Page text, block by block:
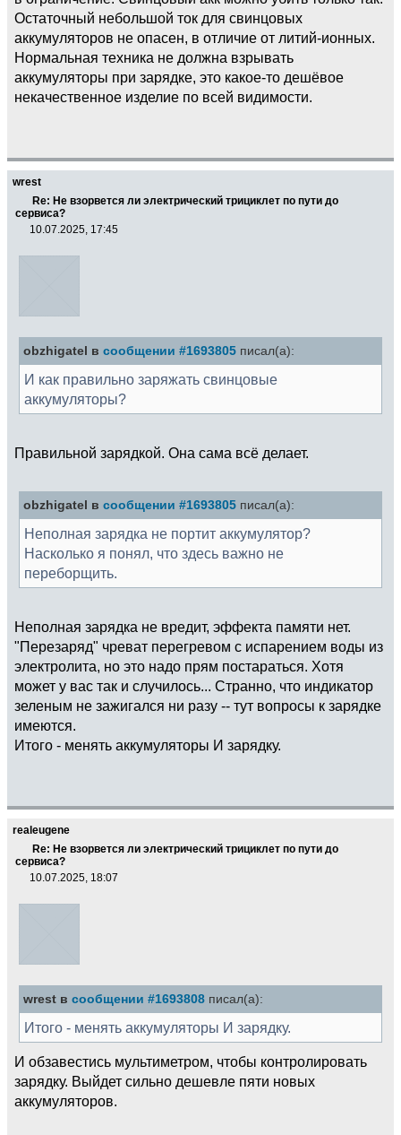
Остаточный небольшой ток для свинцовых
аккумуляторов не опасен, в отличие от литий-ионных.
Нормальная техника не должна взрывать
аккумуляторы при зарядке, это какое-то дешёвое
некачественное изделие по всей видимости.
wrest
Re: Не взорвется ли электрический трициклет по пути до
сервиса?
10.07.2025, 17:45
obzhigatel в сообщении #1693805 писал(а):
И как правильно заряжать свинцовые
аккумуляторы?
Правильной зарядкой. Она сама всё делает.
obzhigatel в сообщении #1693805 писал(а):
Неполная зарядка не портит аккумулятор?
Насколько я понял, что здесь важно не
переборщить.
Неполная зарядка не вредит, эффекта памяти нет.
"Перезаряд" чреват перегревом с испарением воды из
электролита, но это надо прям постараться. Хотя
может у вас так и случилось... Странно, что индикатор
зеленым не зажигался ни разу -- тут вопросы к зарядке
имеются.
Итого - менять аккумуляторы И зарядку.
realeugene
Re: Не взорвется ли электрический трициклет по пути до
сервиса?
10.07.2025, 18:07
wrest в сообщении #1693808 писал(а):
Итого - менять аккумуляторы И зарядку.
И обзавестись мультиметром, чтобы контролировать
зарядку. Выйдет сильно дешевле пяти новых
аккумуляторов.